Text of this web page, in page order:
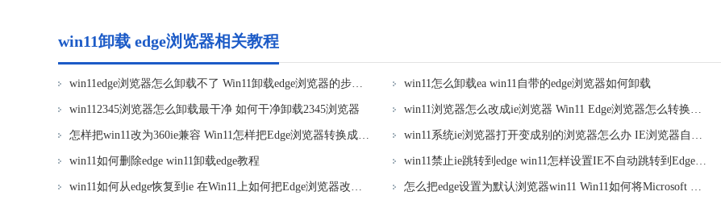
win11卸载 edge浏览器相关教程
win11edge浏览器怎么卸载不了 Win11卸载edge浏览器的步骤详解 win11怎么卸载ea win11自带的edge浏览器如何卸载
win112345浏览器怎么卸载最干净 如何干净卸载2345浏览器 win11浏览器怎么改成ie浏览器 Win11 Edge浏览器怎么转换为IE浏览器
怎样把win11改为360ie兼容 Win11怎样把Edge浏览器转换成IE浏览器 win11系统ie浏览器打开变成别的浏览器怎么办 IE浏览器自动变成Edge浏览器怎么办
win11如何删除edge win11卸载edge教程 win11禁止ie跳转到edge win11怎样设置IE不自动跳转到Edge浏览器
win11如何从edge恢复到ie 在Win11上如何把Edge浏览器改成IE浏览器 怎么把edge设置为默认浏览器win11 Win11如何将Microsoft Edge设置为默认浏览器